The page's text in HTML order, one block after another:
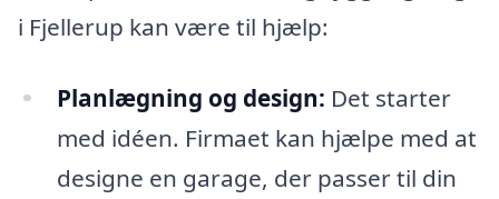
i Fjellerup kan være til hjælp:
Planlægning og design: Det starter
med idéen. Firmaet kan hjælpe med at
designe en garage, der passer til din